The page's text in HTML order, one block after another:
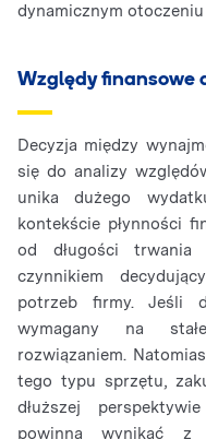
dynamicznym
Względy finansowe
Decyzja między
się do analizy
unika dużego
kontekście płynności
od długości
czynnikiem
potrzeb firmy. Jeśli
wymagany na
rozwiązaniem.
tego typu sprzętu,
dłuższej
powinna wynikać z